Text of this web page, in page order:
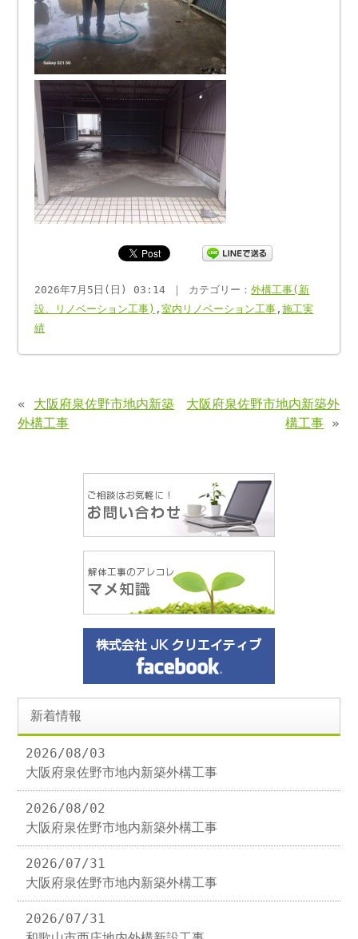
2026年7月5日(日) 03:14 ｜ カテゴリー：外構工事(新
設、リノベーション工事) ,室内リノベーション工事 ,施工実
績
« 大阪府泉佐野市地内新築
外構工事
大阪府泉佐野市地内新築外
構工事 »
新着情報
2026/08/03
大阪府泉佐野市地内新築外構工事
2026/08/02
大阪府泉佐野市地内新築外構工事
2026/07/31
大阪府泉佐野市地内新築外構工事
2026/07/31